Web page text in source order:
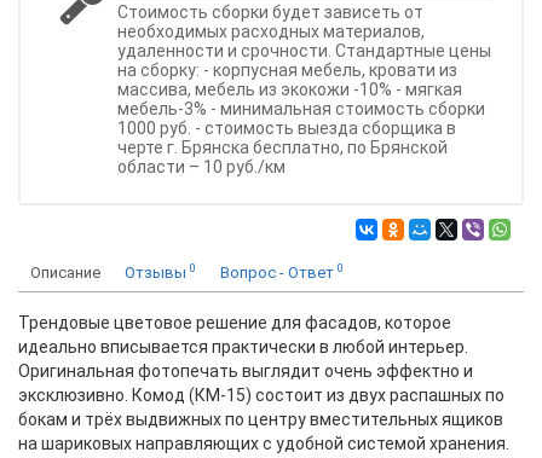
Стоимость сборки будет зависеть от
необходимых расходных материалов,
удаленности и срочности. Стандартные цены
на сборку: - корпусная мебель, кровати из
массива, мебель из экокожи -10% - мягкая
мебель-3% - минимальная стоимость сборки
1000 руб. - стоимость выезда сборщика в
черте г. Брянска бесплатно, по Брянской
области – 10 руб./км
Описание Отзывы 0 Вопрос - Ответ 0
Трендовые цветовое решение для фасадов, которое
идеально вписывается практически в любой интерьер.
Оригинальная фотопечать выглядит очень эффектно и
эксклюзивно. Комод (КМ-15) состоит из двух распашных по
бокам и трёх выдвижных по центру вместительных ящиков
на шариковых направляющих с удобной системой хранения.